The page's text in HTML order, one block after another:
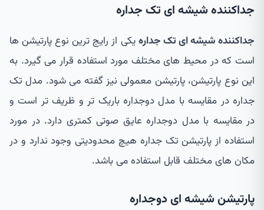
جداکننده شیشه ای تک جداره
جداکننده شیشه ای تک جدارهیکی از رایج ترین نوع پارتیشن ها
است که در محیط های مختلف مورد استفاده قرار می گیرد. به
این نوع پارتیشن، پارتیشن معمولی نیز گفته می شود. مدل تک
جداره در مقایسه با مدل دوجداره باریک تر و ظریف تر است و
در مقایسه با مدل دوجداره عایق صوتی کمتری دارد. در مورد
استفاده از پارتیشن تک جداره هیچ محدودیتی وجود ندارد و در
مکان های مختلف قابل استفاده می باشد.
پارتیشن شیشه ای دوجداره